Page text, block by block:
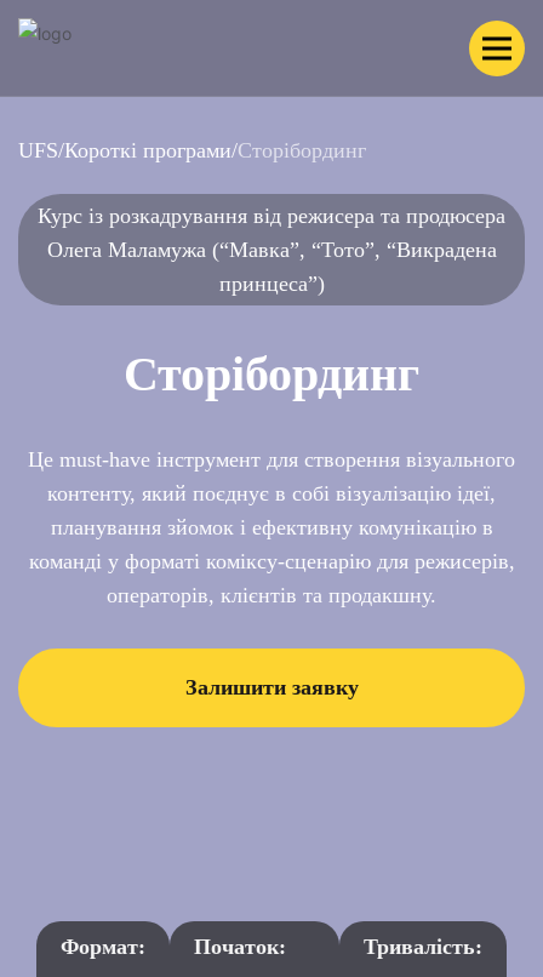
UFS/Короткі програми/Сторібординг
Курс із розкадрування від режисера та продюсера
Олега Маламужа (“Мавка”, “Тото”, “Викрадена
принцеса”)
Сторібординг
Це must-have інструмент для створення візуального
контенту, який поєднує в собі візуалізацію ідеї,
планування зйомок і ефективну комунікацію в
команді у форматі коміксу-сценарію для режисерів,
операторів, клієнтів та продакшну.
Залишити заявку
Формат: Початок: Тривалість: